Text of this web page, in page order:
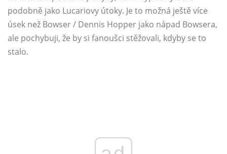
podobně jako Lucariovy útoky. Je to možná ještě více
úsek než Bowser / Dennis Hopper jako nápad Bowsera,
ale pochybuji, že by si fanoušci stěžovali, kdyby se to
stalo.